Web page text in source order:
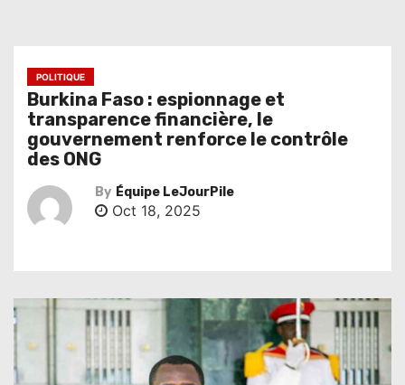
POLITIQUE
Burkina Faso : espionnage et
transparence financière, le
gouvernement renforce le contrôle
des ONG
By Équipe LeJourPile
Oct 18, 2025